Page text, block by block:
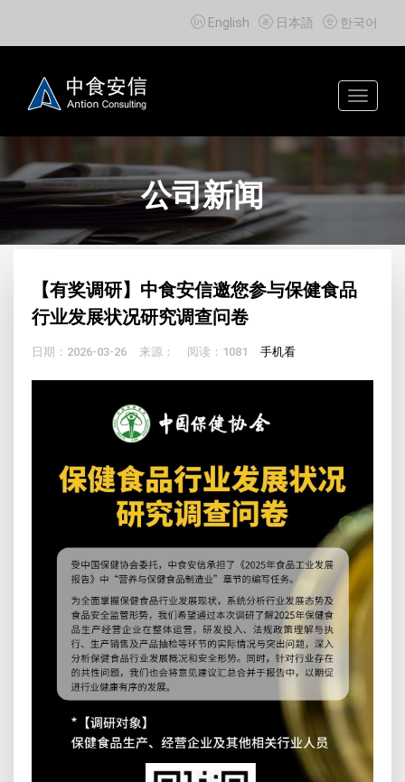
 English  日本語  한국어
Toggle
公司新闻
【有奖调研】中食安信邀您参与保健食品
行业发展状况研究调查问卷
日期：2026-03-26 来源： 阅读：1081 手机看